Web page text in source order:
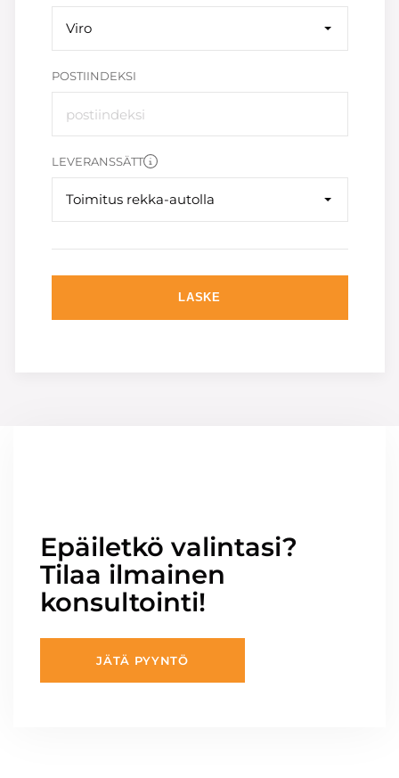
Viro
POSTIINDEKSI
LEVERANSSÄTT
Toimitus rekka-autolla
LASKE
Epäiletkö valintasi?
Tilaa ilmainen
konsultointi!
JÄTÄ PYYNTÖ